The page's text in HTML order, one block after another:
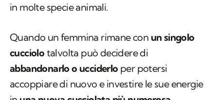
in molte specie animali.
Quando un femmina rimane con un singolo
cucciolo talvolta può decidere di
abbandonarlo o ucciderlo per potersi
accoppiare di nuovo e investire le sue energie